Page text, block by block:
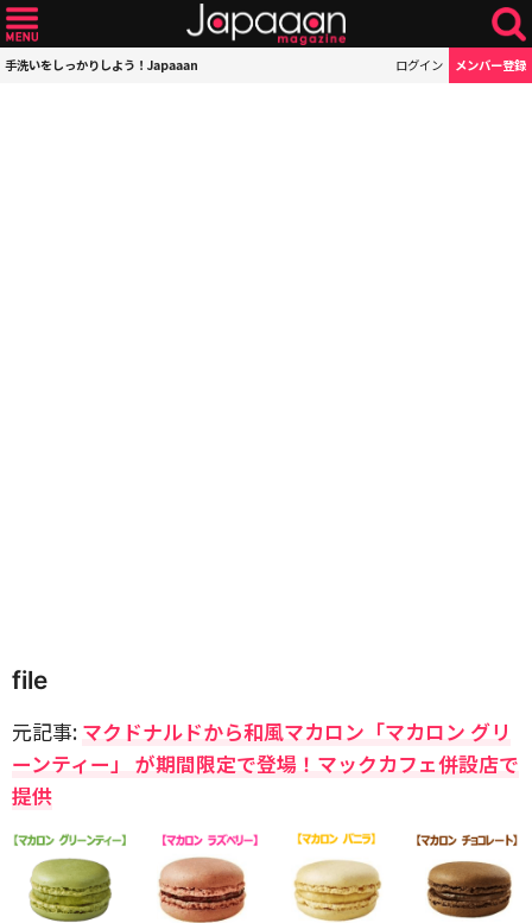
手洗いをしっかりしよう！Japaaan ログイン メンバー登録
file
元記事: マクドナルドから和風マカロン「マカロン グリ
ーンティー」 が期間限定で登場！マックカフェ併設店で
提供